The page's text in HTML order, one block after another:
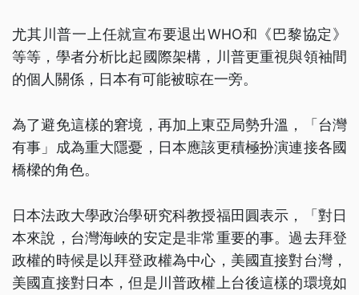
尤其川普一上任就宣布要退出WHO和《巴黎協定》
等等，學者分析比起國際架構，川普更重視與領袖間
的個人關係，日本有可能被晾在一旁。
為了避免這樣的窘境，再加上東亞局勢升溫，「台灣
有事」成為重大隱憂，日本應該更積極扮演連接各國
橋樑的角色。
日本法政大學政治學研究科教授福田圓表示，「對日
本來說，台灣海峽的安定是非常重要的事。過去拜登
政權的時候是以拜登政權為中心，美國直接對台灣，
美國直接對日本，但是川普政權上台後這樣的環境如